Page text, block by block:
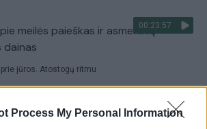
Process My Personal Information
00:23:57
meilės paieškas ir asmeninių
prie jūros. Atostogų ritmu
00:00:40
kelia vis daugiau klausimų: du